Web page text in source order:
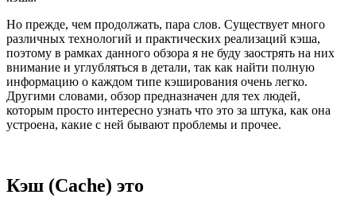
Но прежде, чем продолжать, пара слов. Существует много
различных технологий и практических реализаций кэша,
поэтому в рамках данного обзора я не буду заострять на них
внимание и углубляться в детали, так как найти полную
информацию о каждом типе кэширования очень легко.
Другими словами, обзор предназначен для тех людей,
которым просто интересно узнать что это за штука, как она
устроена, какие с ней бывают проблемы и прочее.
Кэш (Cache) это